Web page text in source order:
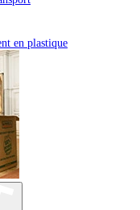
en plastique